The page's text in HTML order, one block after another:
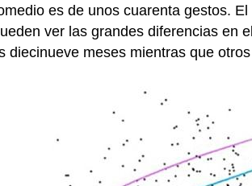
es de unos cuarenta gestos.
ver las grandes diferencias
meses mientras que